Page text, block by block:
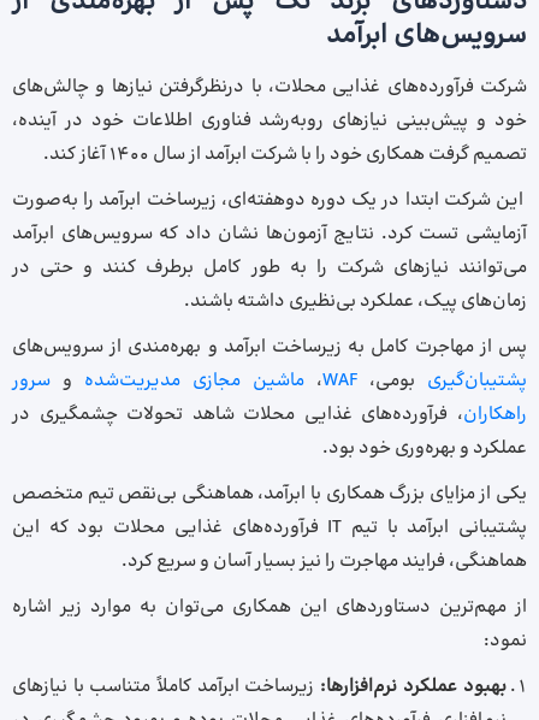
سرویس‌های ابرآمد
شرکت فرآورده‌های غذایی محلات، با درنظرگرفتن نیازها و چالش‌های
خود و پیش‌بینی نیازهای روبه‌رشد فناوری اطلاعات خود در آینده،
تصمیم گرفت همکاری خود را با شرکت ابرآمد از سال 1400 آغاز کند.
این شرکت ابتدا در یک دوره دوهفته‌ای، زیرساخت ابرآمد را به‌صورت
آزمایشی تست کرد. نتایج آزمون‌ها نشان داد که سرویس‌های ابرآمد
می‌توانند نیازهای شرکت را به طور کامل برطرف کنند و حتی در
زمان‌های پیک، عملکرد بی‌نظیری داشته باشند.
پس از مهاجرت کامل به زیرساخت ابرآمد و بهره‌مندی از سرویس‌های
پشتیبان‌گیری بومی، WAF، ماشین مجازی مدیریت‌شده و سرور
راهکاران، فرآورده‌های غذایی محلات شاهد تحولات چشمگیری در
عملکرد و بهره‌وری خود بود.
یکی از مزایای بزرگ همکاری با ابرآمد، هماهنگی بی‌نقص تیم متخصص
پشتیبانی ابرآمد با تیم IT فرآورده‌های غذایی محلات بود که این
هماهنگی، فرایند مهاجرت را نیز بسیار آسان و سریع کرد.
از مهم‌ترین دستاوردهای این همکاری می‌توان به موارد زیر اشاره
نمود:
بهبود عملکرد نرم‌افزارها: زیرساخت ابرآمد کاملاً متناسب با نیازهای